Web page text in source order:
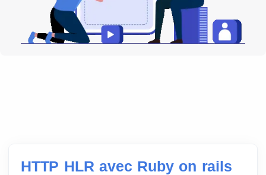
HTTP HLR avec Ruby on rails